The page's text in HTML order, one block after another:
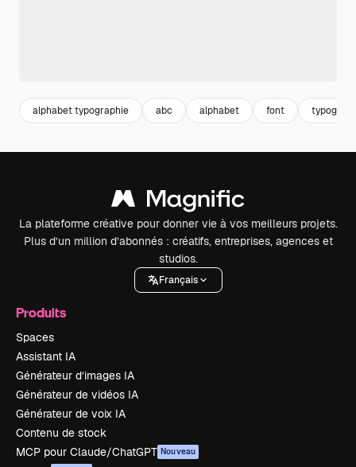
alphabet typographie abc alphabet font
La plateforme créative pour donner vie à vos meilleurs projets.
Plus d’un million d’abonnés : créatifs, entreprises, agences et
studios.
Français
Produits
Spaces
Assistant IA
Générateur d’images IA
Générateur de vidéos IA
Générateur de voix IA
Contenu de stock
MCP pour Claude/ChatGPT Nouveau